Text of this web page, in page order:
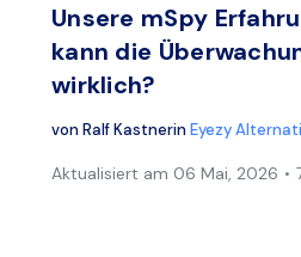
Unsere mSpy
kann die
wirklich?
von Ralf Kastnerin Eyezy
Aktualisiert am 06 Mai, 2026